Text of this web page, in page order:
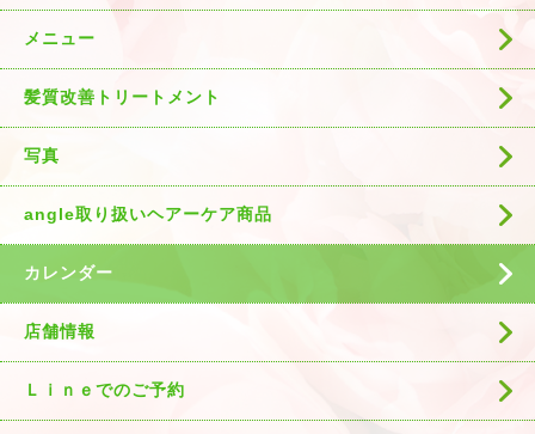
メニュー
髪質改善トリートメント
写真
angle取り扱いヘアーケア商品
カレンダー
店舗情報
Ｌｉｎｅでのご予約